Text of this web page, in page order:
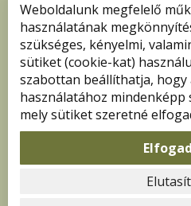
Minden jog fenntartva,
Weboldalunk megfelelő
használatának
szükséges, kényelmi,
sütiket (cookie-kat)
szabottan beállíthatja, hogy
használatához
mely sütiket szeretné